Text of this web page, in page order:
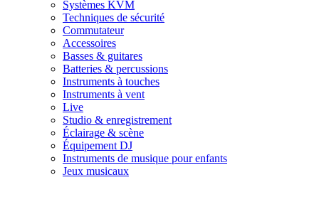
Systèmes KVM
Techniques de sécurité
Commutateur
Accessoires
Basses & guitares
Batteries & percussions
Instruments à touches
Instruments à vent
Live
Studio & enregistrement
Éclairage & scène
Équipement DJ
Instruments de musique pour enfants
Jeux musicaux